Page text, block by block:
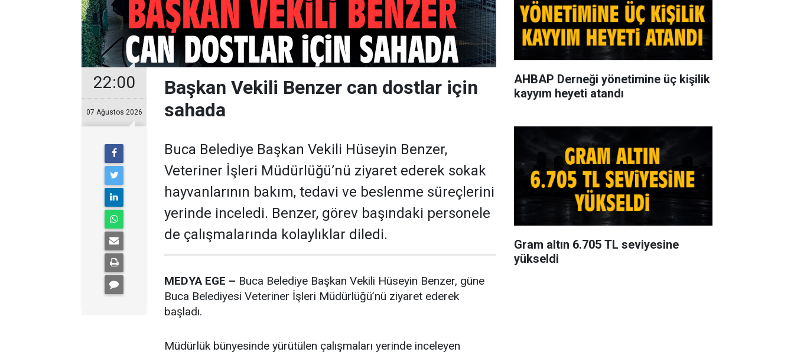
22:00
07 Ağustos 2026
Başkan Vekili Benzer can dostlar için
sahada
Buca Belediye Başkan Vekili Hüseyin Benzer,
Veteriner İşleri Müdürlüğü’nü ziyaret ederek sokak
hayvanlarının bakım, tedavi ve beslenme süreçlerini
yerinde inceledi. Benzer, görev başındaki personele
de çalışmalarında kolaylıklar diledi.
MEDYA EGE – Buca Belediye Başkan Vekili Hüseyin Benzer, güne
Buca Belediyesi Veteriner İşleri Müdürlüğü’nü ziyaret ederek
başladı.
Müdürlük bünyesinde yürütülen çalışmaları yerinde inceleyen
AHBAP Derneği yönetimine üç kişilik
kayyım heyeti atandı
Gram altın 6.705 TL seviyesine
yükseldi